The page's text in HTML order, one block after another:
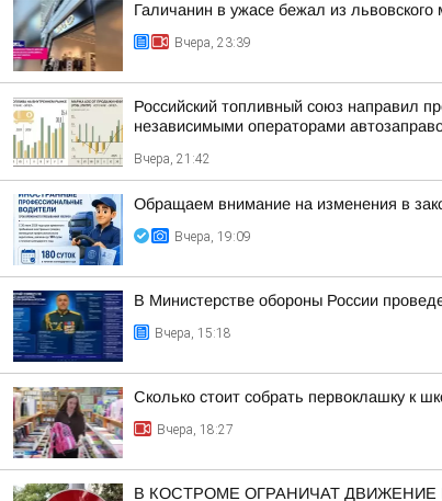
Галичанин в ужасе бежал из
Вчера, 23:39
Российский топливный союз направил
независимыми операторами
Вчера, 21:42
Обращаем внимание на изменения в
Вчера, 19:09
В Министерстве обороны России
Вчера, 15:18
Сколько стоит собрать первоклашку к
Вчера, 18:27
В КОСТРОМЕ ОГРАНИЧАТ